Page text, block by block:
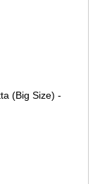
(Big Size) -